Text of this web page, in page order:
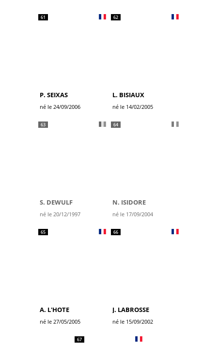
61
P. SEIXAS
né le 24/09/2006
62
L. BISIAUX
né le 14/02/2005
63
S. DEWULF
né le 20/12/1997
64
N. ISIDORE
né le 17/09/2004
65
A. L'HOTE
né le 27/05/2005
66
J. LABROSSE
né le 15/09/2002
67